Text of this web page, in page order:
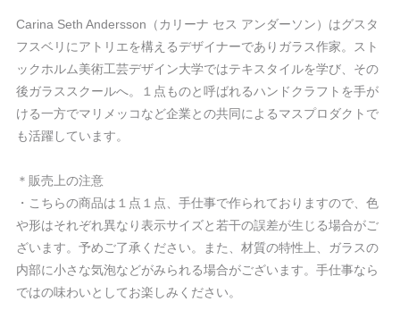
Carina Seth Andersson（カリーナ セス アンダーソン）はグスタ
フスベリにアトリエを構えるデザイナーでありガラス作家。スト
ックホルム美術工芸デザイン大学ではテキスタイルを学び、その
後ガラススクールへ。１点ものと呼ばれるハンドクラフトを手が
ける一方でマリメッコなど企業との共同によるマスプロダクトで
も活躍しています。
＊販売上の注意
・こちらの商品は１点１点、手仕事で作られておりますので、色
や形はそれぞれ異なり表示サイズと若干の誤差が生じる場合がご
ざいます。予めご了承ください。また、材質の特性上、ガラスの
内部に小さな気泡などがみられる場合がございます。手仕事なら
ではの味わいとしてお楽しみください。